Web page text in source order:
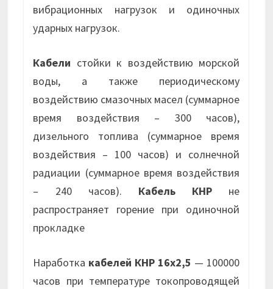
вибрационных нагрузок и одиночных
ударных нагрузок.
Кабели стойки к воздействию морской
воды, а также периодическому
воздействию смазочных масел (суммарное
время воздействия – 300 часов),
дизельного топлива (суммарное время
воздействия – 100 часов) и солнечной
радиации (суммарное время воздействия
– 240 часов). Кабель КНР не
распространяет горение при одиночной
прокладке
Наработка кабелей КНР 16х2,5 — 100000
часов при температуре токопроводящей